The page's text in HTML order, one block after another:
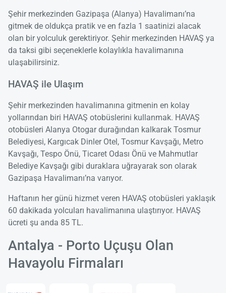
Şehir merkezinden Gazipaşa (Alanya) Havalimanı’na
gitmek de oldukça pratik ve en fazla 1 saatinizi alacak
olan bir yolculuk gerektiriyor. Şehir merkezinden HAVAŞ ya
da taksi gibi seçeneklerle kolaylıkla havalimanına
ulaşabilirsiniz.
HAVAŞ ile Ulaşım
Şehir merkezinden havalimanına gitmenin en kolay
yollarından biri HAVAŞ otobüslerini kullanmak. HAVAŞ
otobüsleri Alanya Otogar durağından kalkarak Tosmur
Belediyesi, Kargıcak Dinler Otel, Tosmur Kavşağı, Metro
Kavşağı, Tespo Önü, Ticaret Odası Önü ve Mahmutlar
Belediye Kavşağı gibi duraklara uğrayarak son olarak
Gazipaşa Havalimanı’na varıyor.
Haftanın her günü hizmet veren HAVAŞ otobüsleri yaklaşık
60 dakikada yolcuları havalimanına ulaştırıyor. HAVAŞ
ücreti şu anda 85 TL.
Antalya - Porto Uçuşu Olan
Havayolu Firmaları